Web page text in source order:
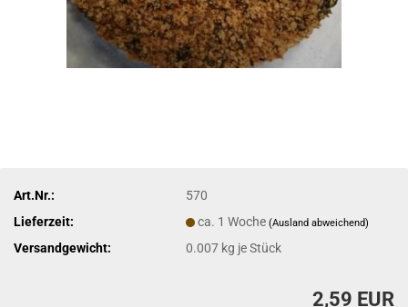
Art.Nr.:
570
Lieferzeit:
ca. 1 Woche(Ausland abweichend)
Versandgewicht: 0.007 kg je Stück
2,59 EUR